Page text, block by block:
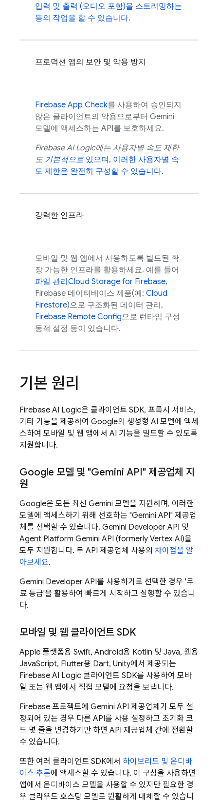
입력 및 출력 (오디오 포함)을 스트리밍하는
등의 작업을 할 수 있습니다.
프로덕션 앱의 보안 및 악용 방지
Firebase App Check를 사용하여 승인되지
않은 클라이언트의 악용으로부터 Gemini
모델에 액세스하는 API를 보호하세요.
Firebase AI Logic에는 사용자별 속도 제한
도 기본적으로 있으며, 이러한 사용자별 속
도 제한은 완전히 구성할 수 있습니다.
강력한 인프라
모바일 및 웹 앱에서 사용하도록 빌드된 확
장 가능한 인프라를 활용하세요. 예를 들어
파일 관리 Cloud Storage for Firebase,
Firebase 데이터베이스 제품(예: Cloud
Firestore)으로 구조화된 데이터 관리,
Firebase Remote Config으로 런타임 구성
동적 설정 등이 있습니다.
기본 원리
Firebase AI Logic은 클라이언트 SDK, 프록시 서비스,
기타 기능을 제공하여 Google의 생성형 AI 모델에 액세
스하여 모바일 및 웹 앱에서 AI 기능을 빌드할 수 있도록
지원합니다.
Google 모델 및 "Gemini API" 제공업체 지
원
Google은 모든 최신 Gemini 모델을 지원하며, 이러한
모델에 액세스하기 위해 선호하는 "Gemini API" 제공업
체를 선택할 수 있습니다. Gemini Developer API 및
Agent Platform Gemini API (formerly Vertex AI)을
모두 지원합니다. 두 API 제공업체 사용의 차이점을 알
아보세요.
Gemini Developer API를 사용하기로 선택한 경우 '무
료 등급'을 활용하여 빠르게 시작하고 실행할 수 있습니
다.
모바일 및 웹 클라이언트 SDK
Apple 플랫폼용 Swift, Android용 Kotlin 및 Java, 웹용
JavaScript, Flutter용 Dart, Unity에서 제공되는
Firebase AI Logic 클라이언트 SDK를 사용하여 모바
일 또는 웹 앱에서 직접 모델에 요청을 보냅니다.
Firebase 프로젝트에 Gemini API 제공업체가 모두 설
정되어 있는 경우 다른 API를 사용 설정하고 초기화 코
드 몇 줄을 변경하기만 하면 API 제공업체 간에 전환할
수 있습니다.
또한 여러 클라이언트 SDK에서 하이브리드 및 온디바
이스 추론에 액세스할 수 있습니다. 이 구성을 사용하면
앱에서 온디바이스 모델을 사용할 수 있지만 필요한 경
우 클라우드 호스팅 모델로 원활하게 대체할 수 있습니